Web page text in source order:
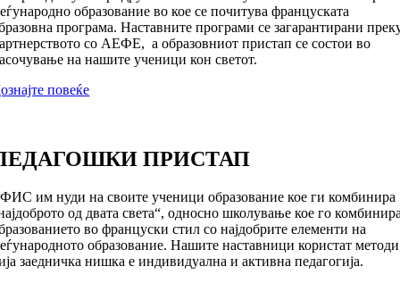
образование во кое се почитува француската
програма. Наставните програми се загарантирани
со АЕФЕ, а образовниот пристап се состои во
на нашите ученици кон светот.
повеќе
ПРИСТАП
им нуди на своите ученици образование кое ги комбинира
од двата света“, односно школување кое го
во француски стил со најдобрите елементи на
образование. Нашите наставници користат методи
заедничка нишка е индивидуална и активна педагогија.